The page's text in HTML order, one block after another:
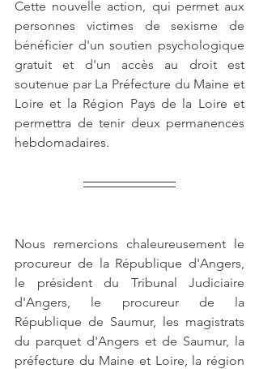
Cette nouvelle action, qui permet aux
personnes victimes de sexisme de
bénéficier d'un soutien psychologique
gratuit et d'un accès au droit est
soutenue par La Préfecture du Maine et
Loire et la Région Pays de la Loire et
permettra de tenir deux permanences
hebdomadaires.
Nous remercions chaleureusement le
procureur de la République d'Angers,
le président du Tribunal Judiciaire
d'Angers, le procureur de la
République de Saumur, les magistrats
du parquet d'Angers et de Saumur, la
préfecture du Maine et Loire, la région